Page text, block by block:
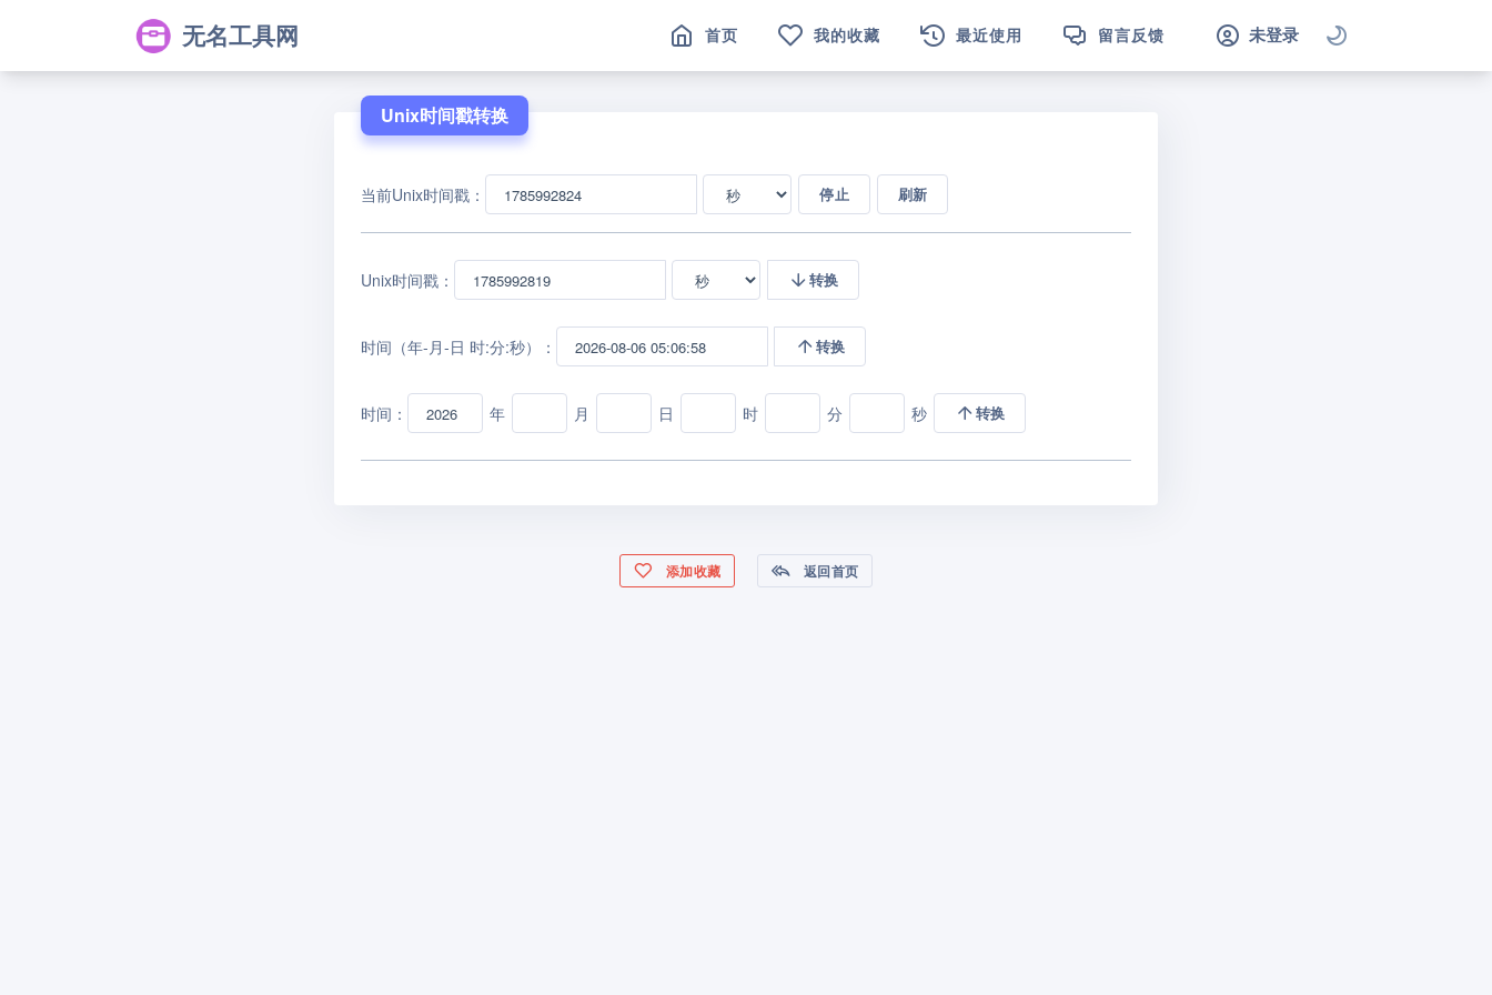
无名工具网 首页 我的收藏 最近使用 留言反馈 未登录
Unix时间戳转换
当前Unix时间戳： 停止 刷新
Unix时间戳： 转换
时间（年-月-日 时:分:秒）： 转换
时间： 年 月 日 时 分 秒 转换
添加收藏 返回首页